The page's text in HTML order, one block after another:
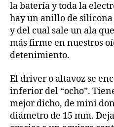
la batería y toda la
hay un anillo de
y del cual sale un ala
más firme en nuestros
detenimiento.
El driver o altavoz se
inferior del “ocho”.
mejor dicho, de mini
diámetro de 15 mm.